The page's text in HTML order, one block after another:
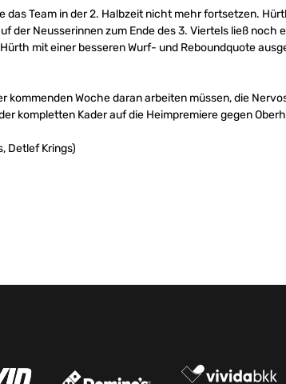
das Team in der 2. Halbzeit nicht mehr fortsetzen.
der Neusserinnen zum Ende des 3. Viertels ließ
mit einer besseren Wurf- und Reboundquote
kommenden Woche daran arbeiten müssen, die
kompletten Kader auf die Heimpremiere gegen
Detlef Krings)